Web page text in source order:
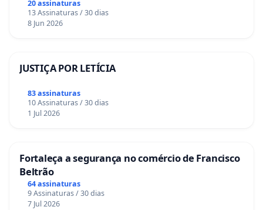
20 assinaturas
13 Assinaturas / 30 dias
8 Jun 2026
JUSTIÇA POR LETÍCIA
83 assinaturas
10 Assinaturas / 30 dias
1 Jul 2026
Fortaleça a segurança no comércio de Francisco
Beltrão
64 assinaturas
9 Assinaturas / 30 dias
7 Jul 2026